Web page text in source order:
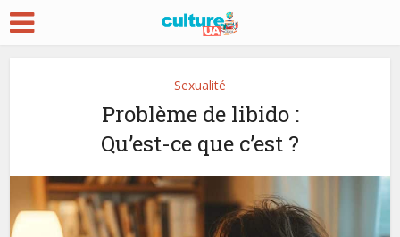
Sexualité
Problème de libido :
Qu’est-ce que c’est ?